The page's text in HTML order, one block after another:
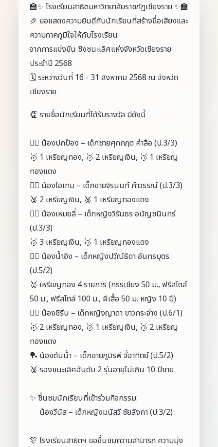
🏫✨ โรงเรียนสาธิตมหาวิทยาลัยราชภัฏเชียงราย ✨🏫
🎉 ขอแสดงความยินดีกับนักเรียนที่สร้างชื่อเสียงและ
ความภาคภูมิใจให้กับโรงเรียน
จากการแข่งขัน ชิงชนะเลิศแห่งจังหวัดเชียงราย
ประจำปี 2568
🗓️ ระหว่างวันที่ 16 - 31 สิงหาคม 2568 ณ จังหวัด
เชียงราย
👏 รายชื่อนักเรียนที่ได้รับรางวัล มีดังนี้
🏊‍♂️ น้องปกป้อง – เด็กชายศุภกฤต คำลือ (ป.3/3)
🥇 1 เหรียญทอง, 🥈 2 เหรียญเงิน, 🥉 1 เหรียญ
ทองแดง
🏊‍♂️ น้องไอเทม – เด็กชายจิรนนท์ คำวรรณ์ (ป.3/3)
🥈 2 เหรียญเงิน, 🥉 1 เหรียญทองแดง
🏊‍♀️ น้องเหมยลี่ – เด็กหญิงวิรันธร อนัญชนินทร์
(ป.3/3)
🥈 3 เหรียญเงิน, 🥉 1 เหรียญทองแดง
🏊‍♀️ น้องน้ำอิง – เด็กหญิงปวีณ์ธิดา อันทรบุตร
(ป.5/2)
🥇 เหรียญทอง 4 รายการ (กรรเชียง 50 ม., ฟรีสไตล์
50 ม., ฟรีสไตล์ 100 ม., ผีเสื้อ 50 ม. หญิง 10 ปี)
🏊‍♀️ น้องชีรีน – เด็กหญิงญาดา ขาวกระจ่าง (ป.6/1)
🥇 2 เหรียญทอง, 🥈 1 เหรียญเงิน, 🥉 2 เหรียญ
ทองแดง
🏓 น้องต้นน้ำ – เด็กชายภูมิรพี จี้อาทิตย์ (ป.5/2)
🥈 รองชนะเลิศอันดับ 2 รุ่นอายุไม่เกิน 10 ปีชาย
✨ ชื่นชมนักเรียนที่เข้าร่วมกิจกรรม:
น้องวีนัส – เด็กหญิงมนัสวี ชัยลังกา (ป.3/2)
🎊 โรงเรียนสาธิตฯ ขอชื่นชมความสามารถ ความมุ่ง